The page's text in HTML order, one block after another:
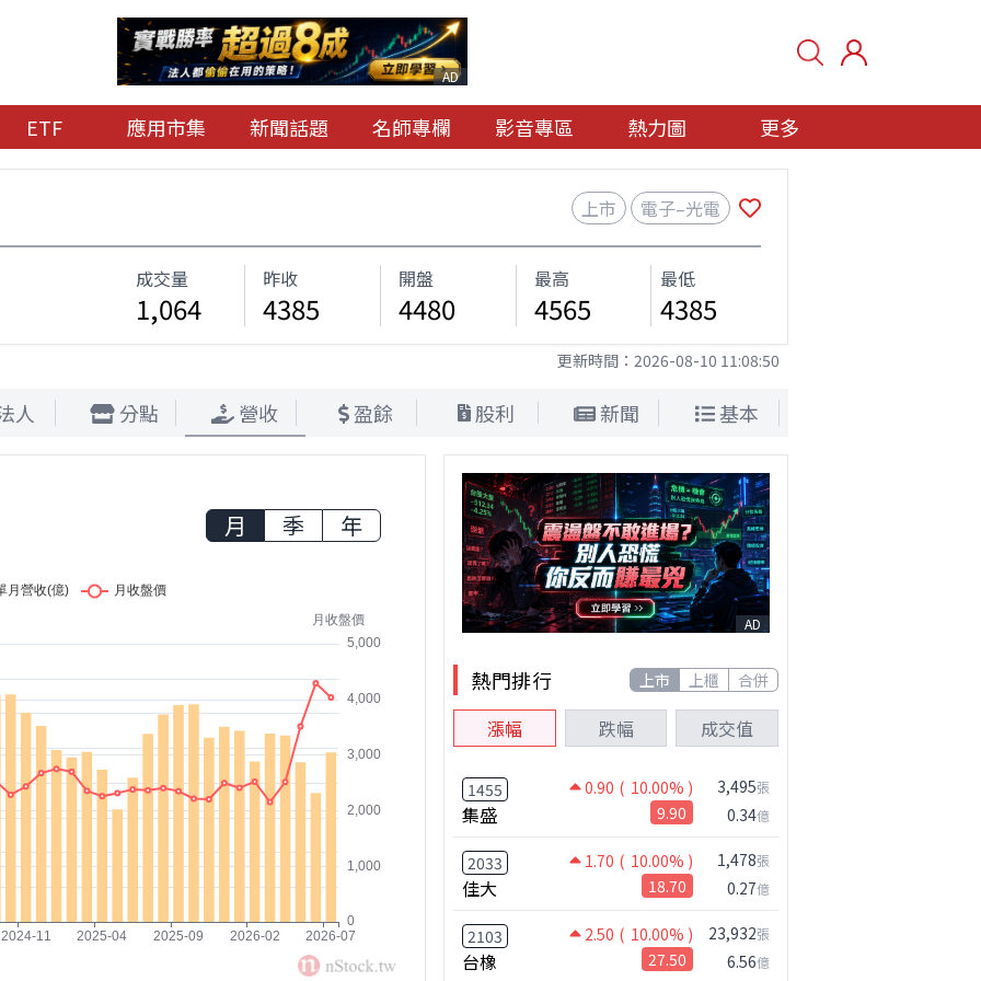
AD
ETF 應用市集 新聞話題 名師專欄 影音專區 熱力圖 更多
上市 電子–光電
成交量
1,064
昨收
4385
開盤
4480
最高
4565
最低
4385
更新時間： 2026-08-10 11:08:50
人 分點 營收 盈餘 股利 新聞 基本
月 季 年
AD
熱門排行 上市 上櫃 合併
漲幅 跌幅 成交值
1455 0.90 ( 10.00% )
集盛 9.90
3,495張
0.34億
2033 1.70 ( 10.00% )
佳大 18.70
1,478張
0.27億
2103 2.50 ( 10.00% )
台橡 27.50
23,932張
6.56億